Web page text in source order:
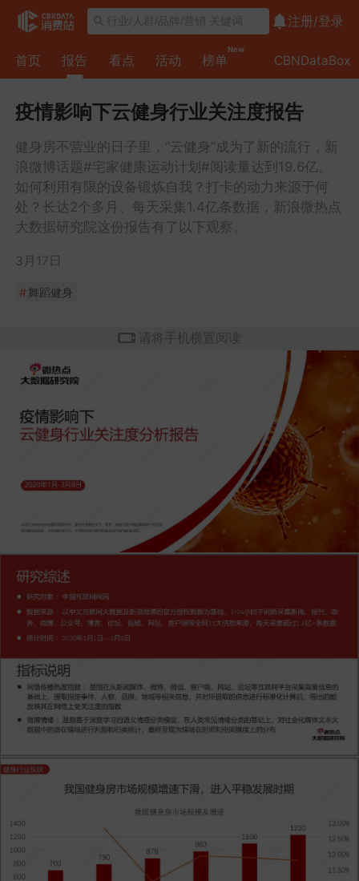
注册/登录
首页 报告 看点 活动 榜单
New
CBNDataBox
疫情影响下云健身行业关注度报告
健身房不营业的日子里，“云健身”成为了新的流行，新
浪微博话题#宅家健康运动计划#阅读量达到19.6亿。
如何利用有限的设备锻炼自我？打卡的动力来源于何
处？长达2个多月、每天采集1.4亿条数据，新浪微热点
大数据研究院这份报告有了以下观察。
3月17日
# 舞蹈健身
请将手机横置阅读